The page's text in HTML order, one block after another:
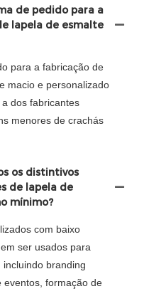
de pedido para a
lapela de esmalte
para a fabricação de
macio e personalizado
dos fabricantes
menores de crachás
​​os distintivos
de lapela de
mínimo?
com baixo
ser usados ​​para
branding
eventos, formação de